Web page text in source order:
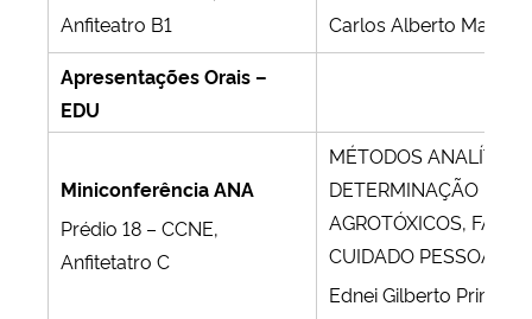
Anfiteatro B1
Carlos Alberto
Apresentações Orais –
EDU
Miniconferência ANA
Prédio 18 – CCNE,
Anfitetatro C
MÉTODOS
DETERMINAÇÃO
AGROTÓXICOS,
CUIDADO PESSOAL
Ednei Gilberto Primel –